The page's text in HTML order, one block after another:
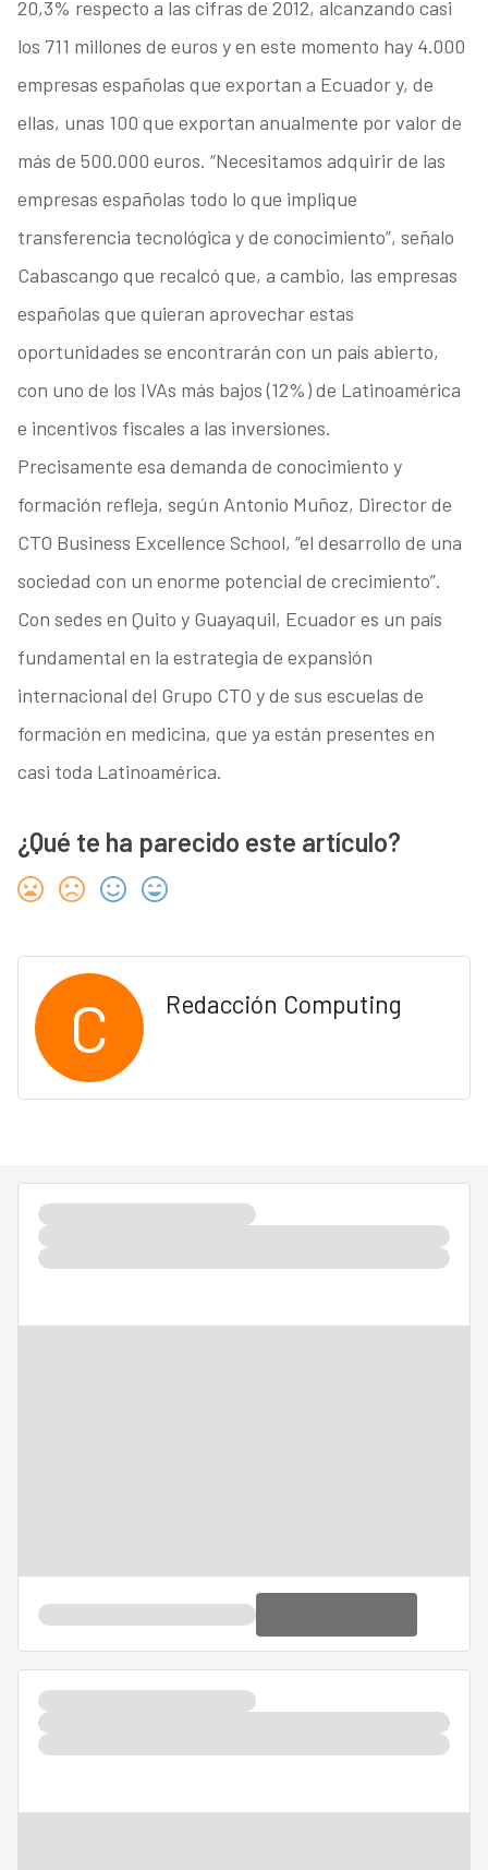
20,3% respecto a las cifras de 2012, alcanzando casi
los 711 millones de euros y en este momento hay 4.000
empresas españolas que exportan a Ecuador y, de
ellas, unas 100 que exportan anualmente por valor de
más de 500.000 euros. “Necesitamos adquirir de las
empresas españolas todo lo que implique
transferencia tecnológica y de conocimiento”, señalo
Cabascango que recalcó que, a cambio, las empresas
españolas que quieran aprovechar estas
oportunidades se encontrarán con un país abierto,
con uno de los IVAs más bajos (12%) de Latinoamérica
e incentivos fiscales a las inversiones.
Precisamente esa demanda de conocimiento y
formación refleja, según Antonio Muñoz, Director de
CTO Business Excellence School, “el desarrollo de una
sociedad con un enorme potencial de crecimiento”.
Con sedes en Quito y Guayaquil, Ecuador es un país
fundamental en la estrategia de expansión
internacional del Grupo CTO y de sus escuelas de
formación en medicina, que ya están presentes en
casi toda Latinoamérica.
¿Qué te ha parecido este artículo?
C Redacción Computing